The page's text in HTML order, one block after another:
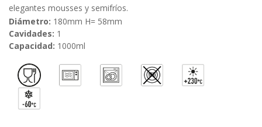
elegantes mousses y semifríos.
Diámetro: 180mm H= 58mm
Cavidades: 1
Capacidad: 1000ml